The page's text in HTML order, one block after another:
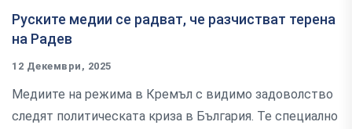
Руските медии се радват, че разчистват терена
на Радев
12 Декември, 2025
Медиите на режима в Кремъл с видимо задоволство
следят политическата криза в България. Те специално